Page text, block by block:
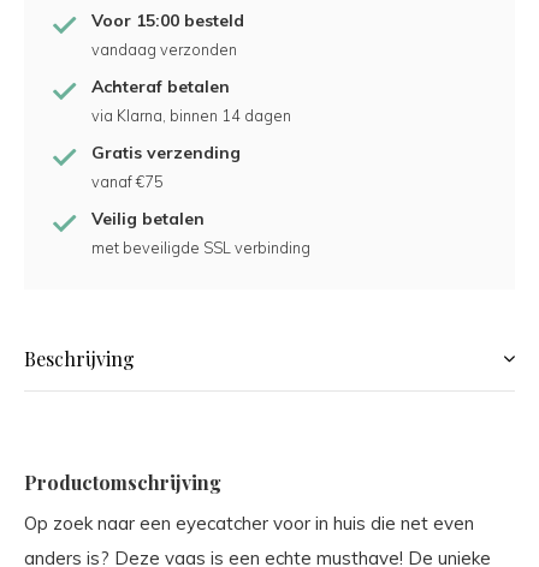
Voor 15:00 besteld
vandaag verzonden
Achteraf betalen
via Klarna, binnen 14 dagen
Gratis verzending
vanaf €75
Veilig betalen
met beveiligde SSL verbinding
Beschrijving
Productomschrijving
Op zoek naar een eyecatcher voor in huis die net even
anders is? Deze vaas is een echte musthave! De unieke